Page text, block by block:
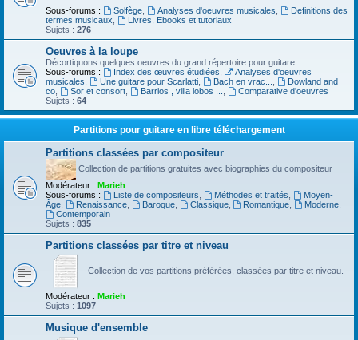
Sous-forums : Solfège, Analyses d'oeuvres musicales
Definitions des
termes musicaux
Livres, Ebooks et tutoriaux
Sujets : 276
Oeuvres à la loupe
Décortiquons quelques oeuvres du grand répertoire pour guitare
Sous-forums :
Index des œuvres étudiées
Analyses d'oeuvres
musicales
Une guitare pour Scarlatti, Bach en vrac...
Dowland and
co
Sor et consort, Barrios , villa lobos ...
Comparative d'oeuvres
Sujets : 64
Partitions pour guitare en libre téléchargement
Partitions classées par compositeur
Collection de partitions gratuites avec biographies du compositeur
Modérateur : Marieh
Sous-forums :
Liste de compositeurs Méthodes et traités
Moyen-
Âge
Renaissance, Baroque, Classique, Romantique Moderne
Contemporain
Sujets : 835
Partitions classées par titre et niveau
Collection de vos partitions préférées, classées par titre et niveau.
Modérateur : Marieh
Sujets : 1097
Musique d'ensemble